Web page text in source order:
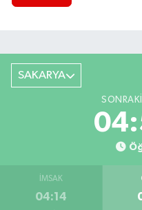
SAKARYA
İMSAK
04:14